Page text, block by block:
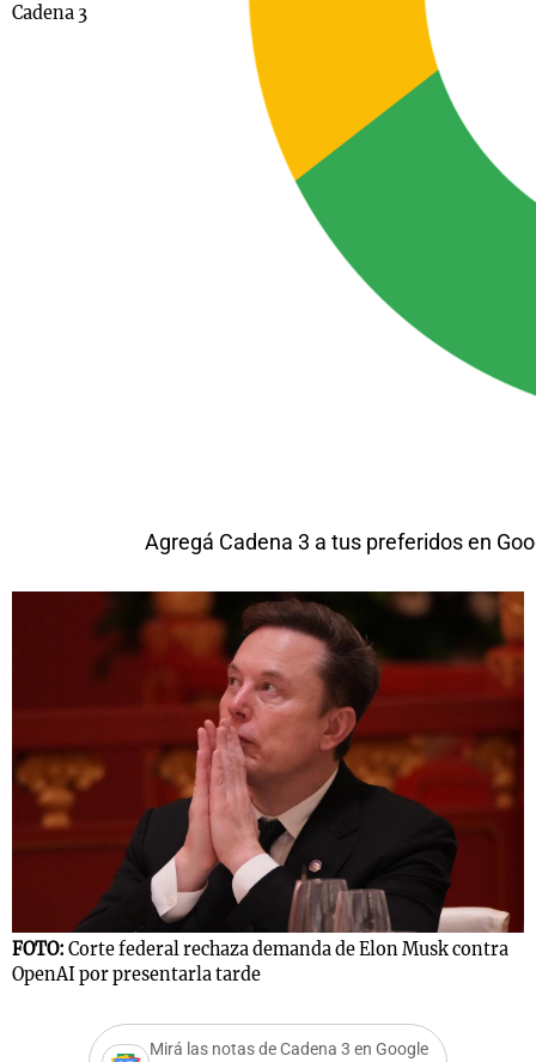
Cadena 3
Agregá Cadena 3 a tus preferidos en
FOTO: Corte federal rechaza demanda de Elon Musk contra
OpenAI por presentarla tarde
Mirá las notas de Cadena 3 en Google